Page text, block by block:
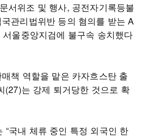
서위조 및 행사, 공전자기록등불
관리법위반 등의 혐의를 받는 A
울중앙지검에 불구속 송치했다
책 역할을 맡은 카자흐스탄 출
(27)는 강제 퇴거당한 것으로 확
“국내 체류 중인 특정 외국인 한